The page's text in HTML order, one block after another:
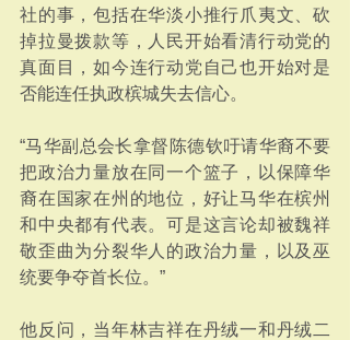
社的事，包括在华淡小推行爪夷文、砍
掉拉曼拨款等，人民开始看清行动党的
真面目，如今连行动党自己也开始对是
否能连任执政槟城失去信心。
“马华副总会长拿督陈德钦吁请华裔不要
把政治力量放在同一个篮子，以保障华
裔在国家在州的地位，好让马华在槟州
和中央都有代表。可是这言论却被魏祥
敬歪曲为分裂华人的政治力量，以及巫
统要争夺首长位。”
他反问，当年林吉祥在丹绒一和丹绒二